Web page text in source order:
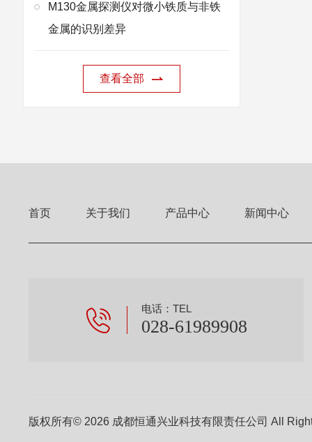
M130金属探测仪对微小铁质与非铁
金属的识别差异
查看全部
首页 关于我们 产品中心 新闻中心
电话：TEL
028-61989908
版权所有© 2026 成都恒通兴业科技有限责任公司 All